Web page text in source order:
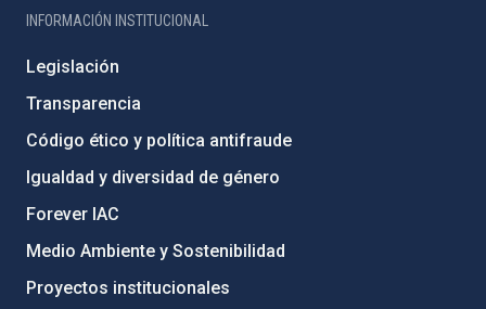
INFORMACIÓN INSTITUCIONAL
Legislación
Transparencia
Código ético y política antifraude
Igualdad y diversidad de género
Forever IAC
Medio Ambiente y Sostenibilidad
Proyectos institucionales